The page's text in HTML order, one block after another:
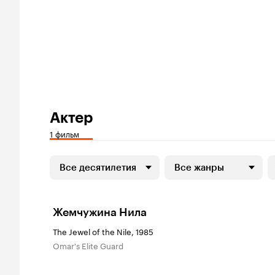
Актер
1 фильм
Все десятилетия Все жанры
Жемчужина Нила
The Jewel of the Nile, 1985
Omar's Elite Guard